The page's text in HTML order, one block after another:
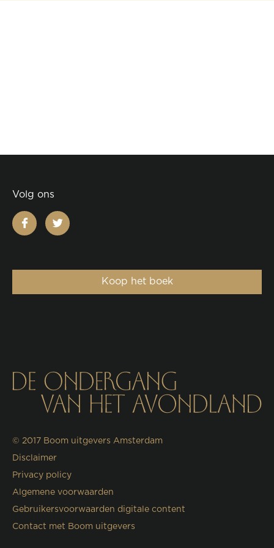
Volg ons
facebooktwitter
Koop het boek
© 2017 Boom uitgevers Amsterdam
Disclaimer
Privacy policy
Algemene voorwaarden
Gebruikersvoorwaarden digitale content
Contact met Boom uitgevers